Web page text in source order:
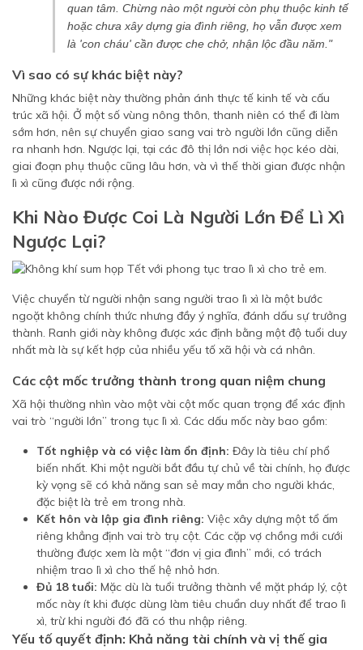
quan tâm. Chừng nào một người còn phụ thuộc kinh tế
hoặc chưa xây dựng gia đình riêng, họ vẫn được xem
là 'con cháu' cần được che chở, nhận lộc đầu năm."
Vì sao có sự khác biệt này?
Những khác biệt này thường phản ánh thực tế kinh tế và cấu
trúc xã hội. Ở một số vùng nông thôn, thanh niên có thể đi làm
sớm hơn, nên sự chuyển giao sang vai trò người lớn cũng diễn
ra nhanh hơn. Ngược lại, tại các đô thị lớn nơi việc học kéo dài,
giai đoạn phụ thuộc cũng lâu hơn, và vì thế thời gian được nhận
lì xì cũng được nới rộng.
Khi Nào Được Coi Là Người Lớn Để Lì Xì
Ngược Lại?
Việc chuyển từ người nhận sang người trao lì xì là một bước
ngoặt không chính thức nhưng đầy ý nghĩa, đánh dấu sự trưởng
thành. Ranh giới này không được xác định bằng một độ tuổi duy
nhất mà là sự kết hợp của nhiều yếu tố xã hội và cá nhân.
Các cột mốc trưởng thành trong quan niệm chung
Xã hội thường nhìn vào một vài cột mốc quan trọng để xác định
vai trò “người lớn” trong tục lì xì. Các dấu mốc này bao gồm:
Tốt nghiệp và có việc làm ổn định: Đây là tiêu chí phổ
biến nhất. Khi một người bắt đầu tự chủ về tài chính, họ được
kỳ vọng sẽ có khả năng san sẻ may mắn cho người khác,
đặc biệt là trẻ em trong nhà.
Kết hôn và lập gia đình riêng: Việc xây dựng một tổ ấm
riêng khẳng định vai trò trụ cột. Các cặp vợ chồng mới cưới
thường được xem là một “đơn vị gia đình” mới, có trách
nhiệm trao lì xì cho thế hệ nhỏ hơn.
Đủ 18 tuổi: Mặc dù là tuổi trưởng thành về mặt pháp lý, cột
mốc này ít khi được dùng làm tiêu chuẩn duy nhất để trao lì
xì, trừ khi người đó đã có thu nhập riêng.
Yếu tố quyết định: Khả năng tài chính và vị thế gia